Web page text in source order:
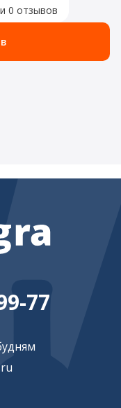
0 отзывов
77